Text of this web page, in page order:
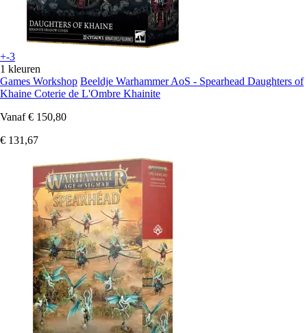
+-3
1 kleuren
Games Workshop Beeldje Warhammer AoS - Spearhead Daughters of
Khaine Coterie de L'Ombre Khainite
Vanaf € 150,80
€ 131,67